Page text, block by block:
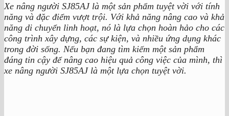
Xe nâng người SJ85AJ là một sản phẩm tuyệt vời với tính
năng và đặc điểm vượt trội. Với khả năng nâng cao và khả
năng di chuyển linh hoạt, nó là lựa chọn hoàn hảo cho các
công trình xây dựng, các sự kiện, và nhiều ứng dụng khác
trong đời sống. Nếu bạn đang tìm kiếm một sản phẩm
đáng tin cậy để nâng cao hiệu quả công việc của mình, thì
xe nâng người SJ85AJ là một lựa chọn tuyệt vời.